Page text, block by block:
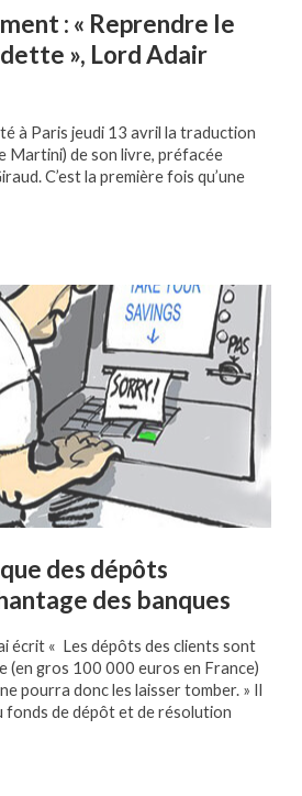
: « Reprendre le
», Lord Adair
à Paris jeudi 13 avril la traduction
Martini) de son livre, préfacée
C’est la première fois qu’une
des dépôts
des banques
écrit « Les dépôts des clients sont
(en gros 100 000 euros en France)
pourra donc les laisser tomber. » Il
fonds de dépôt et de résolution